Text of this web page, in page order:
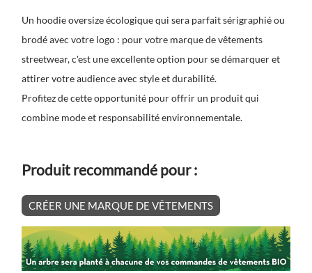
Un hoodie oversize écologique qui sera parfait sérigraphié ou
brodé avec votre logo : pour votre marque de vêtements
streetwear, c'est une excellente option pour se démarquer et
attirer votre audience avec style et durabilité.
Profitez de cette opportunité pour offrir un produit qui
combine mode et responsabilité environnementale.
Produit recommandé pour :
CRÉER UNE MARQUE DE VÊTEMENTS